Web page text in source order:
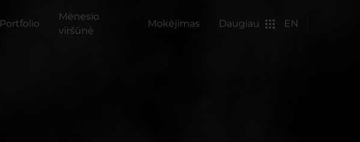
Portfolio
Mėnesio
viršūnė
Mokėjimas Daugiau EN